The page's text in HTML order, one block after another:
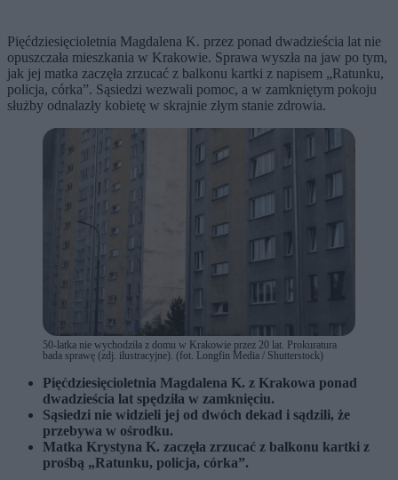
Pięćdziesięcioletnia Magdalena K. przez ponad dwadzieścia lat nie
opuszczała mieszkania w Krakowie. Sprawa wyszła na jaw po tym,
jak jej matka zaczęła zrzucać z balkonu kartki z napisem „Ratunku,
policja, córka”. Sąsiedzi wezwali pomoc, a w zamkniętym pokoju
służby odnalazły kobietę w skrajnie złym stanie zdrowia.
50-latka nie wychodziła z domu w Krakowie przez 20 lat. Prokuratura
bada sprawę (zdj. ilustracyjne). (fot. Longfin Media / Shutterstock)
Pięćdziesięcioletnia Magdalena K. z Krakowa ponad
dwadzieścia lat spędziła w zamknięciu.
Sąsiedzi nie widzieli jej od dwóch dekad i sądzili, że
przebywa w ośrodku.
Matka Krystyna K. zaczęła zrzucać z balkonu kartki z
prośbą „Ratunku, policja, córka”.